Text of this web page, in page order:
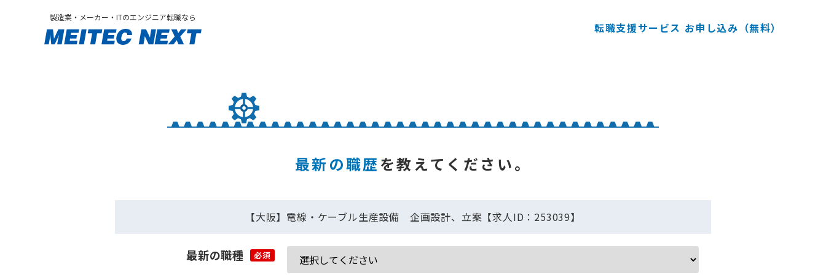
製造業・メーカー・ITのエンジニア転職なら
転職支援サービス お申し込み（無料）
最新の職歴 を教えてください。
【大阪】電線・ケーブル生産設備 企画設計、立案【求人ID：253039】
最新の職種